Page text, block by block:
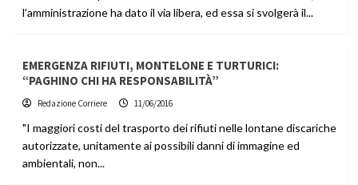
l'amministrazione ha dato il via libera, ed essa si svolgerà il...
EMERGENZA RIFIUTI, MONTELONE E TURTURICI:
“PAGHINO CHI HA RESPONSABILITÀ”
Redazione Corriere 11/06/2016
"I maggiori costi del trasporto dei rifiuti nelle lontane discariche
autorizzate, unitamente ai possibili danni di immagine ed
ambientali, non...